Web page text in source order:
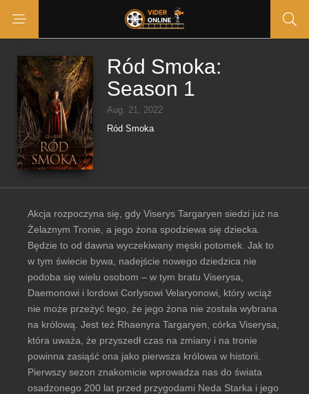
Ród Smoka:
Season 1
Aug. 21, 2022
Ród Smoka
Akcja rozpoczyna się, gdy Viserys Targaryen siedzi już na
Żelaznym Tronie, a jego żona spodziewa się dziecka.
Będzie to od dawna wyczekiwany męski potomek. Jak to
w tym świecie bywa, nadejście nowego dziedzica nie
podoba się wielu osobom – w tym bratu Viserysa,
Daemonowi i lordowi Corlysowi Velaryonowi, który wciąż
nie może przeżyć tego, że jego żona nie została wybrana
na królową. Jest też Rhaenyra Targaryen, córka Viserysa,
która uważa, że przyszedł czas na zmiany i na tronie
powinna zasiąść ona jako pierwsza królowa w historii.
Pierwszy sezon znakomicie wprowadza nas do świata
osadzonego 200 lat przed przygodami Neda Starka i jego